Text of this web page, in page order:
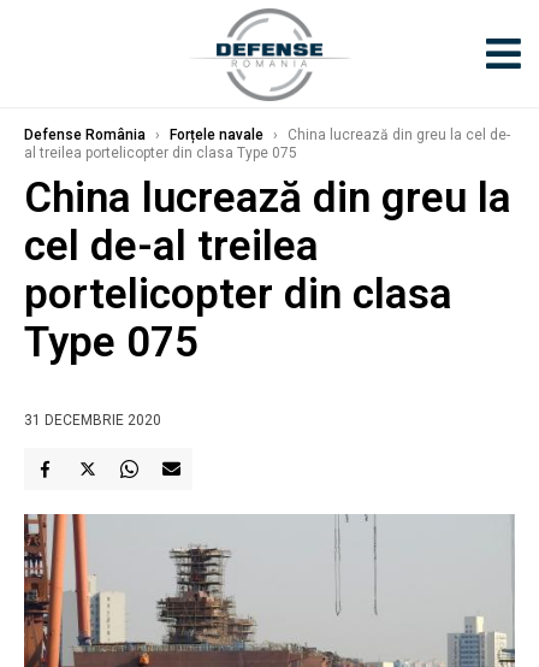
Defense România › Forțele navale ›
China lucrează din greu la cel de-
al treilea portelicopter din clasa Type 075
China lucrează din greu la
cel de-al treilea
portelicopter din clasa
Type 075
31 DECEMBRIE 2020